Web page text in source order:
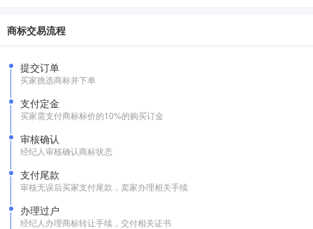
商标交易流程
提交订单
买家挑选商标并下单
支付定金
买家需支付商标标价的10%的购买订金
审核确认
经纪人审核确认商标状态
支付尾款
审核无误后买家支付尾款，卖家办理相关手续
办理过户
经纪人办理商标转让手续，交付相关证书